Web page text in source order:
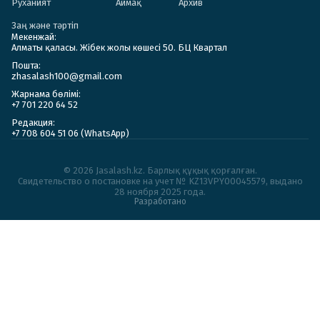
Руханият Аймақ Архив
Заң және тәртіп
Мекенжай:
Алматы қаласы. Жібек жолы көшесі 50. БЦ Квартал
Пошта:
zhasalash100@gmail.com
Жарнама бөлімі:
+7 701 220 64 52
Редакция:
+7 708 604 51 06 (WhatsApp)
© 2026 Jasalash.kz. Барлық құқық қорғалған.
Cвидетельство о постановке на учет № KZ13VPY00045579, выдано
28 ноября 2025 года.
Разработано